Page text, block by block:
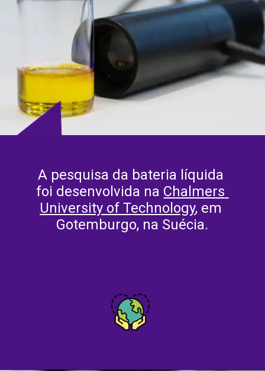
A pesquisa da bateria líquida
foi desenvolvida na Chalmers
University of Technology, em
Gotemburgo, na Suécia.